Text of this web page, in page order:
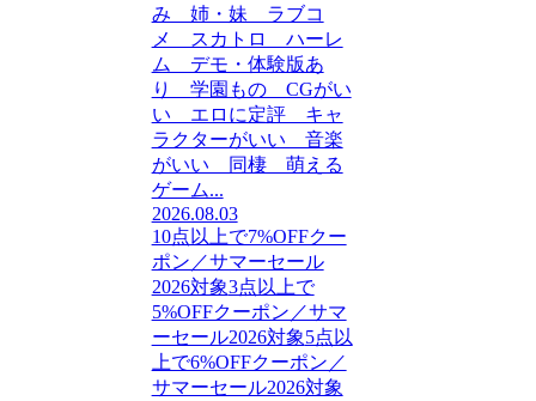
み 姉・妹 ラブコ
メ スカトロ ハーレ
ム デモ・体験版あ
り 学園もの CGがい
い エロに定評 キャ
ラクターがいい 音楽
がいい 同棲 萌える
ゲーム...
2026.08.03
10点以上で7%OFFクー
ポン／サマーセール
2026対象3点以上で
5%OFFクーポン／サマ
ーセール2026対象5点以
上で6%OFFクーポン／
サマーセール2026対象